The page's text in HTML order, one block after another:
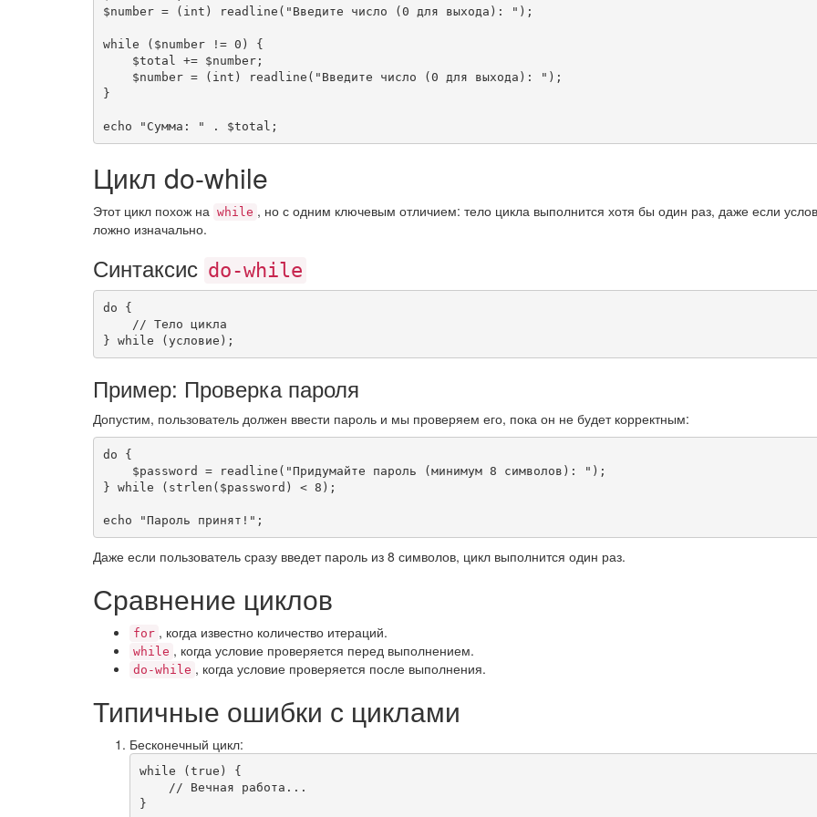
$number = ( int ) readline ( "Введите число (0 для выхода): " ) ;
while ( $number != 0 )
{
$total
+= $number;
$number = ( int ) readline ( "Введите число (0 для выхода): " ) ;
}
echo "Сумма: " . $total ;
Цикл do-while
Этот цикл похож на while , но с одним ключевым отличием: тело цикла выполнится хотя бы один раз, даже если
ложно изначально.
Синтаксис do-while
do
{
// Тело цикла
} while (условие ) ;
Пример: Проверка пароля
Допустим, пользователь должен ввести пароль и мы проверяем его, пока он не будет корректным:
do
{
$password
= readline ( "Придумайте пароль (минимум 8 символов): " ) ;
} while ( strlen ( $password ) < 8 ) ;
echo "Пароль принят!" ;
Даже если пользователь сразу введет пароль из 8 символов, цикл выполнится один раз.
Сравнение циклов
for , когда известно количество итераций.
while , когда условие проверяется перед выполнением.
do-while , когда условие проверяется после выполнения.
Типичные ошибки с циклами
Бесконечный цикл:
while (true )
{
// Вечная работа...
}